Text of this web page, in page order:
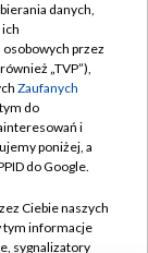
danych,
przez
„TVP”),
Zaufanych
do
i
poniżej, a
do Google.
Ciebie naszych
tym informacje
sygnalizatory